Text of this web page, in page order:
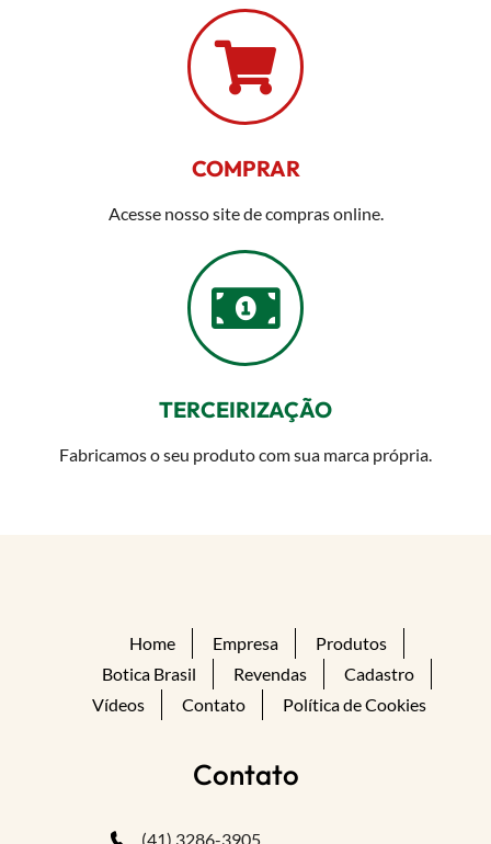
COMPRAR
Acesse nosso site de compras online.
TERCEIRIZAÇÃO
Fabricamos o seu produto com sua marca própria.
Home Empresa
Produtos
Botica Brasil
Revendas
Cadastro
Vídeos
Contato Política de Cookies
Contato
(41) 3286-3905